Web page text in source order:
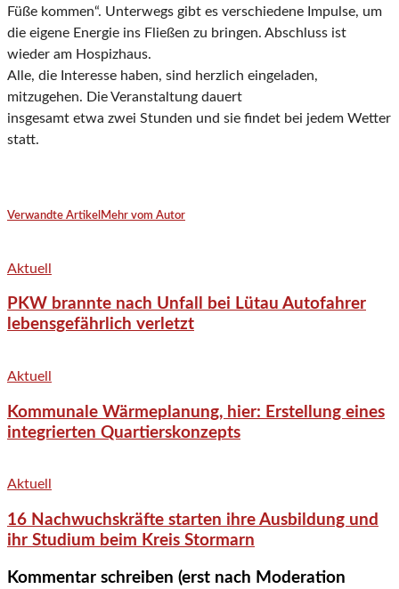
Füße kommen“. Unterwegs gibt es verschiedene Impulse, um
die eigene Energie ins Fließen zu bringen. Abschluss ist
wieder am Hospizhaus.
Alle, die Interesse haben, sind herzlich eingeladen,
mitzugehen. Die Veranstaltung dauert
insgesamt etwa zwei Stunden und sie findet bei jedem Wetter
statt.
Verwandte Artikel Mehr vom Autor
Aktuell
PKW brannte nach Unfall bei Lütau Autofahrer
lebensgefährlich verletzt
Aktuell
Kommunale Wärmeplanung, hier: Erstellung eines
integrierten Quartierskonzepts
Aktuell
16 Nachwuchskräfte starten ihre Ausbildung und
ihr Studium beim Kreis Stormarn
Kommentar schreiben (erst nach Moderation